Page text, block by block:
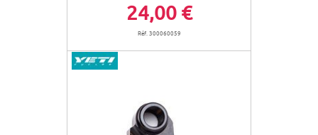
24,00 €
Réf. 300060059